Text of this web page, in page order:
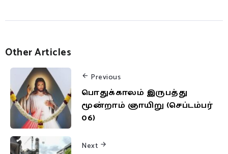
Other Articles
Previous
பொதுக்காலம் இருபத்து
மூன்றாம் ஞாயிறு (செப்டம்பர்
06)
Next